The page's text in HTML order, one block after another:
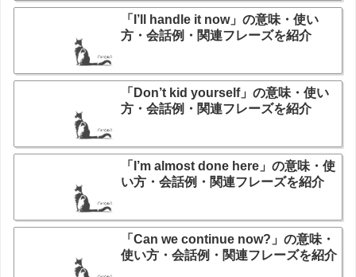
「I’ll handle it now」の意味・使い
方・会話例・関連フレーズを紹介
「Don’t kid yourself」の意味・使い
方・会話例・関連フレーズを紹介
「I’m almost done here」の意味・使
い方・会話例・関連フレーズを紹介
「Can we continue now?」の意味・
使い方・会話例・関連フレーズを紹介